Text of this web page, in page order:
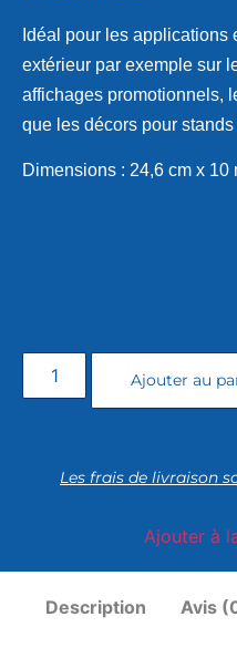
Idéal pour les applications
extérieur par exemple sur
affichages promotionnels,
que les décors pour stands
Dimensions : 24,6 cm x 10
Ajouter au
Les frais de livraison
Ajouter à
Description Avis